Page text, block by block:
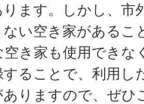
ります。しかし、市
い空き家があるこ
き家も使用できな
することで、利用し
ありますので、ぜひ